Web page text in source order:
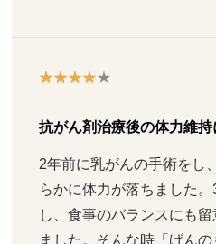
抗がん剤治療後の体力維持
2年前に乳がんの手術をし
らかに体力が落ちました
し、食事のバランスにも
ました。そんな時「げん